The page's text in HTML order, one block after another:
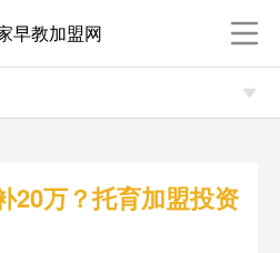
早教加盟网
20万？托育加盟投资